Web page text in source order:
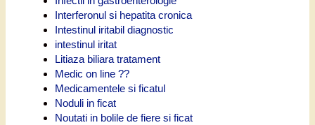
Interferonul si hepatita cronica
Intestinul iritabil diagnostic
intestinul iritat
Litiaza biliara tratament
Medic on line ??
Medicamentele si ficatul
Noduli in ficat
Noutati in bolile de fiere si ficat